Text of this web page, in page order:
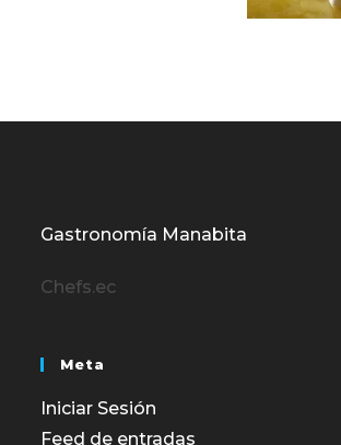
Gastronomía Manabita
Chefs.ec
Meta
Iniciar Sesión
Feed de entradas